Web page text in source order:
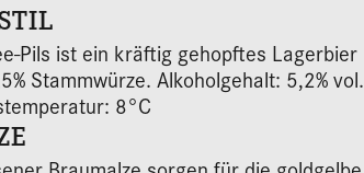
Pils ist ein kräftig gehopftes Lagerbier
Stammwürze. Alkoholgehalt: 5,2% vol.
8°C